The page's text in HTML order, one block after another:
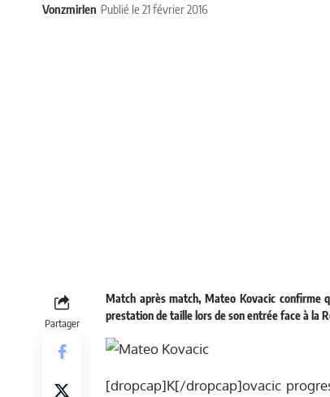
Vonzmirlen Publié le 21 février 2016
Partager
Match après match, Mateo Kovacic confirme
prestation de taille lors de son entrée face à la
[dropcap]K[/dropcap]ovacic